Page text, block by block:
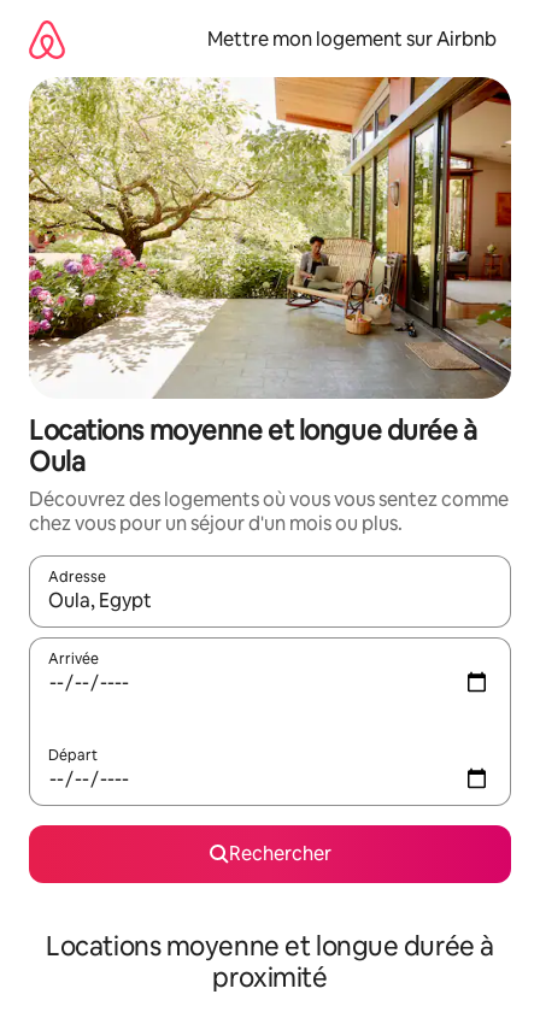
directement
contenu
Mettre mon logement sur Airbnb
Locations moyenne et longue durée à
Oula
Découvrez des logements où vous vous sentez comme
chez vous pour un séjour d'un mois ou plus.
Adresse
Lorsque les résultats s'affichent, utilisez les flèches vers le
Arrivée
Départ
Rechercher
Locations moyenne et longue durée à
proximité